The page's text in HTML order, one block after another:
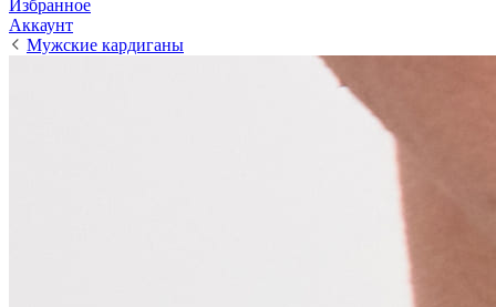
Избранное
Аккаунт
Мужские кардиганы